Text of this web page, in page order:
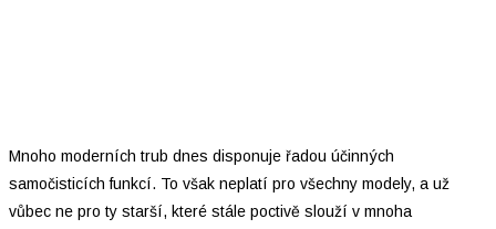
Mnoho moderních trub dnes disponuje řadou účinných
samočisticích funkcí. To však neplatí pro všechny modely, a už
vůbec ne pro ty starší, které stále poctivě slouží v mnoha